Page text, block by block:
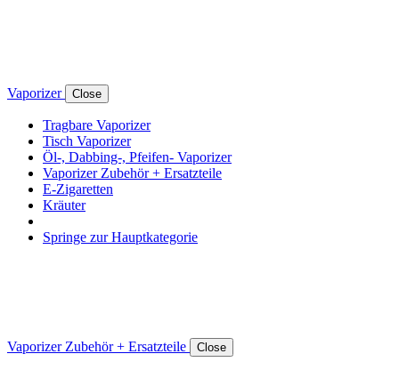
Vaporizer Close
Tragbare Vaporizer
Tisch Vaporizer
Öl-, Dabbing-, Pfeifen- Vaporizer
Vaporizer Zubehör + Ersatzteile
E-Zigaretten
Kräuter
Springe zur Hauptkategorie
Vaporizer Zubehör + Ersatzteile Close